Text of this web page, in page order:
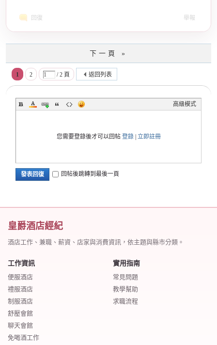
回復 舉報
下一頁 »
1 2 / 2 頁 返回列表
高級模式
您需要登錄後才可以回帖 登錄| 立即註冊
發表回復 回帖後跳轉到最後一頁
皇爵酒店經紀
酒店工作、兼職、薪資、店家與消費資訊，依主題與縣市分類。
工作資訊
便服酒店
禮服酒店
制服酒店
舒壓會館
聊天會館
免喝酒工作
實用指南
常見問題
教學幫助
求職流程